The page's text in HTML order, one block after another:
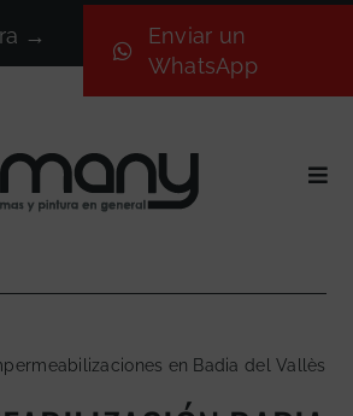
→
Enviar un
WhatsApp
en Badia del Vallès